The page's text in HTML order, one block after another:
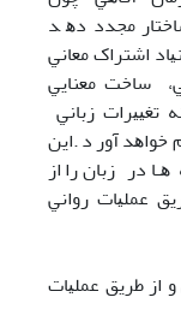
ﻣﺠﺪد دﻫ ﺪ
اﺷﺘﺮاک ﻣﻌﺎﻧﻲ
ﺳﺎﺧﺖ ﻣﻌﻨﺎﻳﻲ
ﺗﻐﻴﻴﺮات زﺑﺎﻧﻲ
ﺧﻮاﻫﺪ آور د .اﻳﻦ
در زﺑﺎن را از
ﻋﻤﻠﻴﺎت رواﻧﻲ
از ﻃﺮﻳﻖ ﻋﻤﻠﻴﺎت